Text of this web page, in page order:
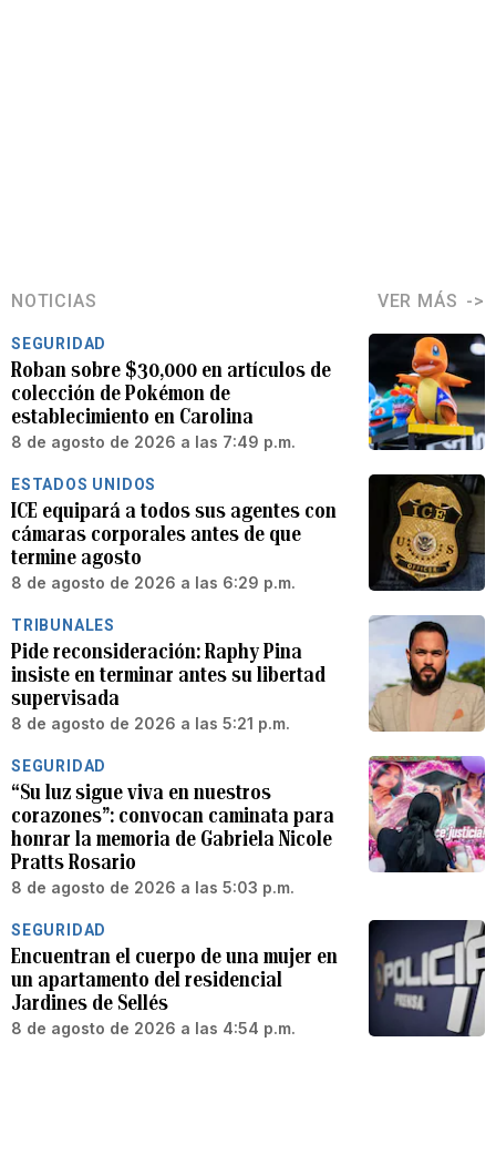
NOTICIAS VER MÁS
SEGURIDAD
Roban sobre $30,000 en artículos de
colección de Pokémon de
establecimiento en Carolina
8 de agosto de 2026 a las 7:49 p.m.
ESTADOS UNIDOS
ICE equipará a todos sus agentes con
cámaras corporales antes de que
termine agosto
8 de agosto de 2026 a las 6:29 p.m.
TRIBUNALES
Pide reconsideración: Raphy Pina
insiste en terminar antes su libertad
supervisada
8 de agosto de 2026 a las 5:21 p.m.
SEGURIDAD
“Su luz sigue viva en nuestros
corazones”: convocan caminata para
honrar la memoria de Gabriela Nicole
Pratts Rosario
8 de agosto de 2026 a las 5:03 p.m.
SEGURIDAD
Encuentran el cuerpo de una mujer en
un apartamento del residencial
Jardines de Sellés
8 de agosto de 2026 a las 4:54 p.m.